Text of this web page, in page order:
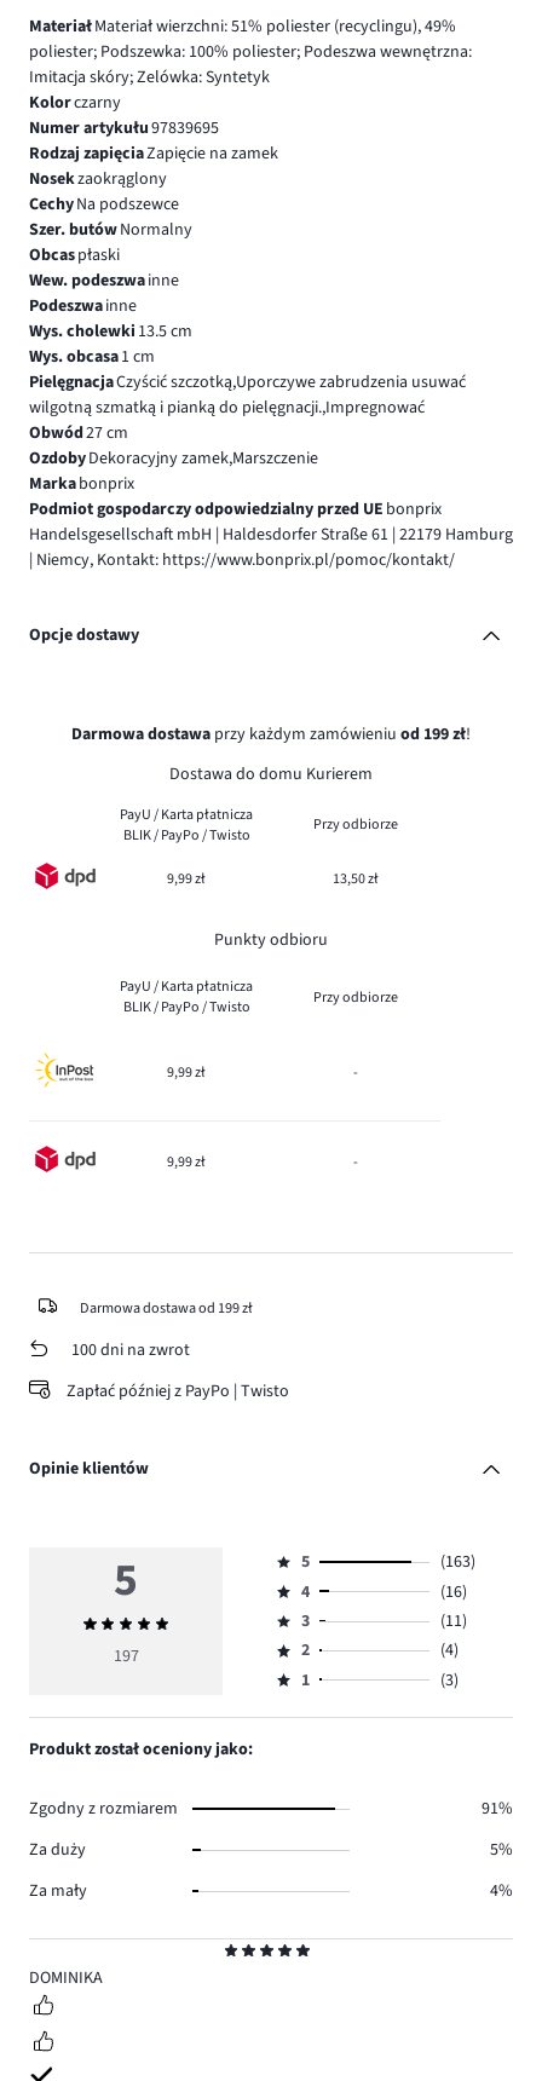
MateriałMateriał wierzchni: 51% poliester (recyclingu), 49%
poliester; Podszewka: 100% poliester; Podeszwa wewnętrzna:
Imitacja skóry; Zelówka: Syntetyk
Kolorczarny
Numer artykułu97839695
Rodzaj zapięciaZapięcie na zamek
Nosekzaokrąglony
CechyNa podszewce
Szer. butówNormalny
Obcaspłaski
Wew. podeszwainne
Podeszwainne
Wys. cholewki 13.5 cm
Wys. obcasa1 cm
PielęgnacjaCzyścić szczotką,Uporczywe zabrudzenia usuwać
wilgotną szmatką i pianką do pielęgnacji.,Impregnować
Obwód27 cm
OzdobyDekoracyjny zamek,Marszczenie
Markabonprix
Podmiot gospodarczy odpowiedzialny przed UE bonprix
Handelsgesellschaft mbH | Haldesdorfer Straße 61 | 22179 Hamburg
| Niemcy, Kontakt: https://www.bonprix.pl/pomoc/kontakt/
Opcje dostawy
Darmowa dostawa przy każdym zamówieniu od 199 zł!
Dostawa do domu Kurierem
PayU / Karta płatnicza
BLIK / PayPo / Twisto
Przy odbiorze
9,99 zł 13,50 zł
Punkty odbioru
PayU / Karta płatnicza
BLIK / PayPo / Twisto
Przy odbiorze
9,99 zł -
9,99 zł -
Darmowa dostawa od 199 zł
100 dni na zwrot
Zapłać później z PayPo | Twisto
Opinie klientów
5
DOMINIKA
5
Średnia
ocena
197
Ocena
5,
ilość
głosów
163.
5
(163)
Ocena
4,
ilość
głosów
4
(16)
Ocena
3,
ilość
3
(11)
Ocena
2,
2
(4)
Ocena
1,
1 (3)
Produkt został oceniony jako:
Zgodny z rozmiarem
91%
Za duży
5%
Za mały
4%